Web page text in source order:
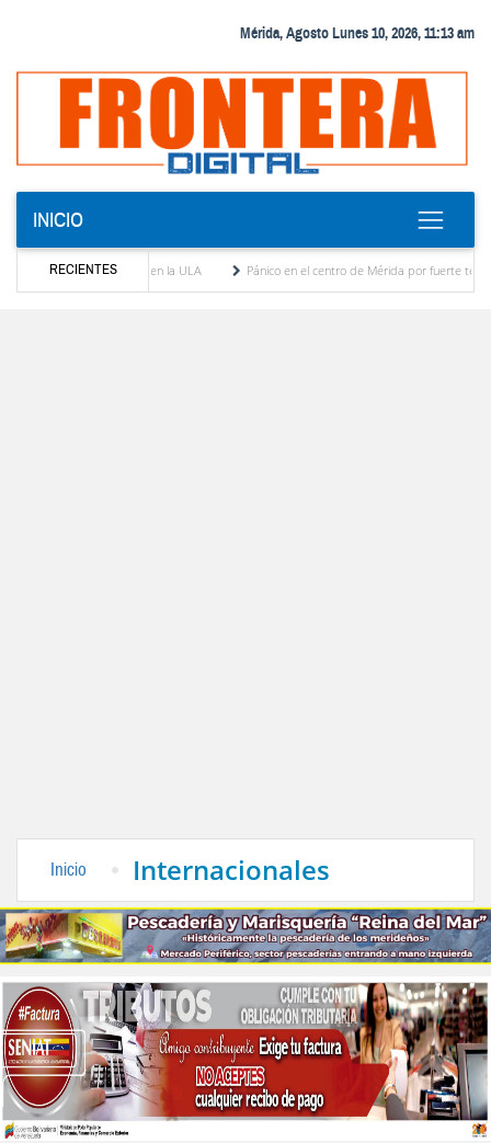
Mérida, Agosto Lunes 10, 2026, 11:13 am
INICIO
RECIENTES
académico en la ULA
Pánico en el centro de Mérida por fuerte temblor
Inicio Internacionales